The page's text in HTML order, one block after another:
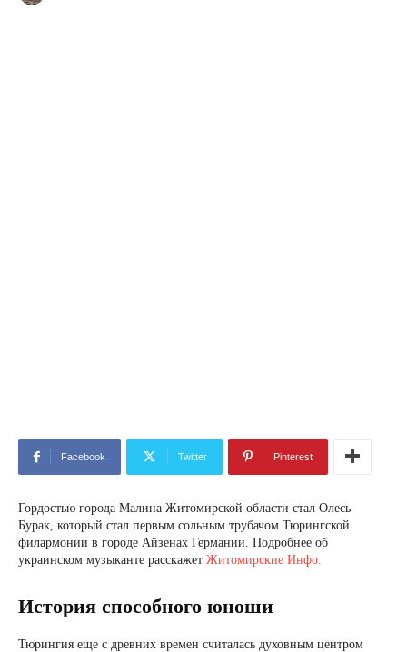
Facebook Twitter Pinterest
Гордостью города Малина Житомирской области стал Олесь
Бурак, который стал первым сольным трубачом Тюрингской
филармонии в городе Айзенах Германии. Подробнее об
украинском музыканте расскажет Житомирские Инфо.
История способного юноши
Тюрингия еще с древних времен считалась духовным центром